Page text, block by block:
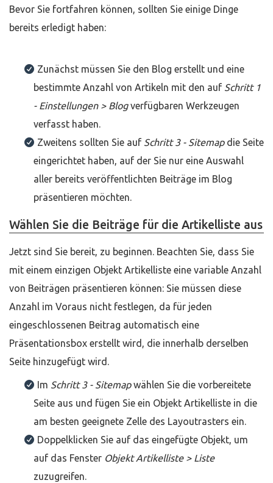
Bevor Sie fortfahren können, sollten Sie einige Dinge
bereits erledigt haben:
Zunächst müssen Sie den Blog erstellt und eine
bestimmte Anzahl von Artikeln mit den auf Schritt 1
- Einstellungen > Blogverfügbaren Werkzeugen
verfasst haben.
Zweitens sollten Sie auf Schritt 3 - Sitemapdie Seite
eingerichtet haben, auf der Sie nur eine Auswahl
aller bereits veröffentlichten Beiträge im Blog
präsentieren möchten.
Wählen Sie die Beiträge für die Artikelliste aus
Jetzt sind Sie bereit, zu beginnen. Beachten Sie, dass Sie
mit einem einzigen Objekt Artikelliste eine variable Anzahl
von Beiträgen präsentieren können: Sie müssen diese
Anzahl im Voraus nicht festlegen, da für jeden
eingeschlossenen Beitrag automatisch eine
Präsentationsbox erstellt wird, die innerhalb derselben
Seite hinzugefügt wird.
Im Schritt 3 - Sitemapwählen Sie die vorbereitete
Seite aus und fügen Sie ein Objekt Artikelliste in die
am besten geeignete Zelle des Layoutrasters ein.
Doppelklicken Sie auf das eingefügte Objekt, um
auf das Fenster Objekt Artikelliste > Liste
zuzugreifen.